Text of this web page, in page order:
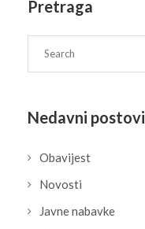
Pretraga
Nedavni postovi
Obavijest
Novosti
Javne nabavke